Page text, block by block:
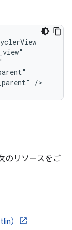
のリソースをご
）